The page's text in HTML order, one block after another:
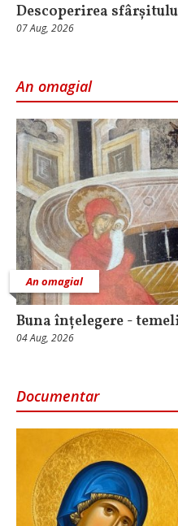
Descoperirea
07 Aug, 2026
An omagial
An omagial
Buna înțelegere -
04 Aug, 2026
Documentar